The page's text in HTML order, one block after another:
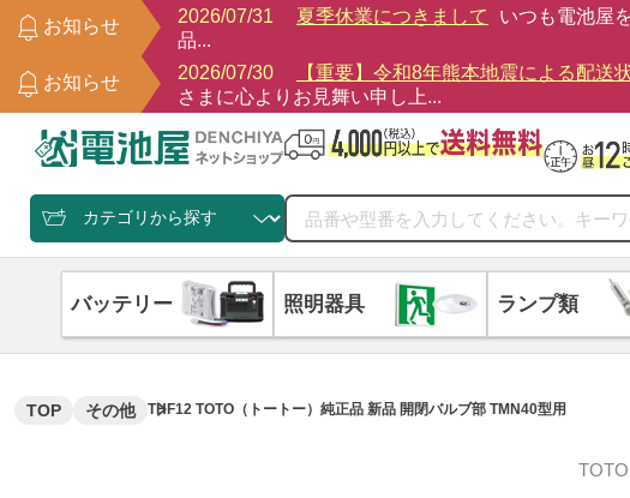
お知らせ
2026/07/31 夏季休業につきまして
いつも電池屋
品...
お知らせ
2026/07/30 【重要】令和8年熊本地震による配送
さまに心よりお見舞い申し上...
バッテリー 照明器具 ランプ類
TOP その他 THF12 TOTO（トートー）純正品 新品 開閉バルブ部 TMN40型用
TOTO